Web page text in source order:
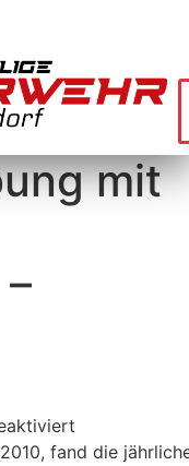
mit
fand die